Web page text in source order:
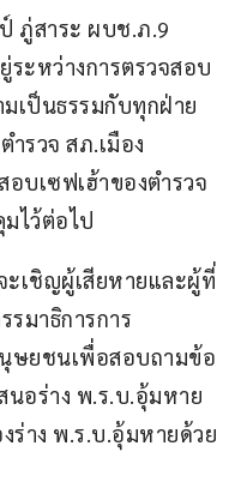
ภู่สาระ ผบช.ภ.9
ระหว่างการตรวจสอบ
เป็นธรรมกับทุกฝ่าย
รวจ สภ.เมือง
บเซฟเฮ้าของตำรวจ
ไว้ต่อไป
ะเชิญผู้เสียหายและผู้ที่
มาธิการการ
ษยชนเพื่อสอบถามข้อ
นอร่าง พ.ร.บ.อุ้มหาย
ร่าง พ.ร.บ.อุ้มหายด้วย